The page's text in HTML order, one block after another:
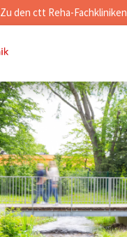
Zu den ctt Reha-Fachkliniken